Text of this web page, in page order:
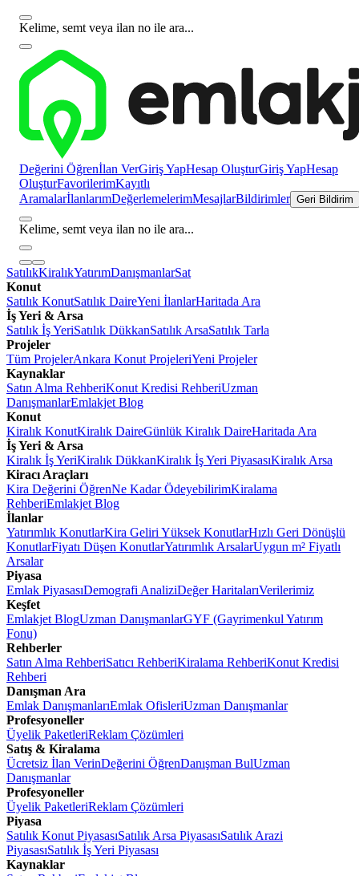
Kelime, semt veya ilan no ile ara...
Değerini Öğrenİlan VerGiriş YapHesap OluşturGiriş YapHesap
OluşturFavorilerimKayıtlı
AramalarİlanlarımDeğerlemelerimMesajlarBildirimler Geri Bildirim
Kelime, semt veya ilan no ile ara...
SatılıkKiralıkYatırımDanışmanlarSat
Konut
Satılık KonutSatılık DaireYeni İlanlarHaritada Ara
İş Yeri & Arsa
Satılık İş YeriSatılık DükkanSatılık ArsaSatılık Tarla
Projeler
Tüm ProjelerAnkara Konut ProjeleriYeni Projeler
Kaynaklar
Satın Alma RehberiKonut Kredisi RehberiUzman
DanışmanlarEmlakjet Blog
Konut
Kiralık KonutKiralık DaireGünlük Kiralık DaireHaritada Ara
İş Yeri & Arsa
Kiralık İş YeriKiralık DükkanKiralık İş Yeri PiyasasıKiralık Arsa
Kiracı Araçları
Kira Değerini ÖğrenNe Kadar ÖdeyebilirimKiralama
RehberiEmlakjet Blog
İlanlar
Yatırımlık KonutlarKira Geliri Yüksek KonutlarHızlı Geri Dönüşlü
KonutlarFiyatı Düşen KonutlarYatırımlık ArsalarUygun m² Fiyatlı
Arsalar
Piyasa
Emlak PiyasasıDemografi AnaliziDeğer HaritalarıVerilerimiz
Keşfet
Emlakjet BlogUzman DanışmanlarGYF (Gayrimenkul Yatırım
Fonu)
Rehberler
Satın Alma RehberiSatıcı RehberiKiralama RehberiKonut Kredisi
Rehberi
Danışman Ara
Emlak DanışmanlarıEmlak OfisleriUzman Danışmanlar
Profesyoneller
Üyelik PaketleriReklam Çözümleri
Satış & Kiralama
Ücretsiz İlan VerinDeğerini ÖğrenDanışman BulUzman
Danışmanlar
Profesyoneller
Üyelik PaketleriReklam Çözümleri
Piyasa
Satılık Konut PiyasasıSatılık Arsa PiyasasıSatılık Arazi
PiyasasıSatılık İş Yeri Piyasası
Kaynaklar